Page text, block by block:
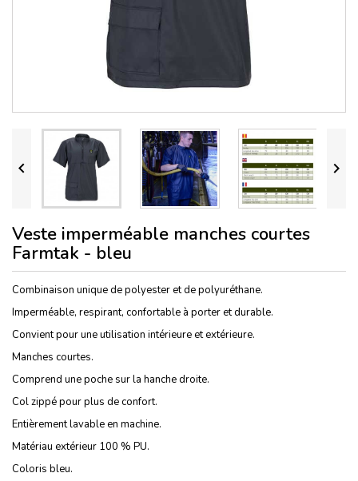
 
Veste imperméable manches courtes
Farmtak - bleu
Combinaison unique de polyester et de polyuréthane.
Imperméable, respirant, confortable à porter et durable.
Convient pour une utilisation intérieure et extérieure.
Manches courtes.
Comprend une poche sur la hanche droite.
Col zippé pour plus de confort.
Entièrement lavable en machine.
Matériau extérieur 100 % PU.
Coloris bleu.